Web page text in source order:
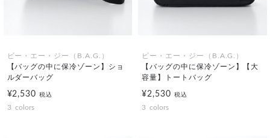
ビー・エー・ジー（B.A.G.）
【バッグの中に保冷ゾーン】ショ
ルダーバッグ
¥2,530税込
3 colors
ビー・エー・ジー（B.A.G.）
【バッグの中に保冷ゾーン】【大
容量】トートバッグ
¥2,530 税込
3 colors